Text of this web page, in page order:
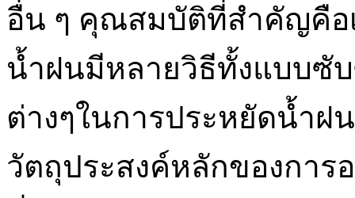
อื่น ๆ คุณสมบัติที่สำคัญคือ
น้ำฝนมีหลายวิธีทั้งแบบซั
ต่างๆในการประหยัดน้ำฝ
วัตถุประสงค์หลักของกา